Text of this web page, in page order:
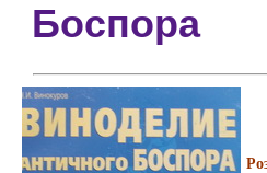
Боспора